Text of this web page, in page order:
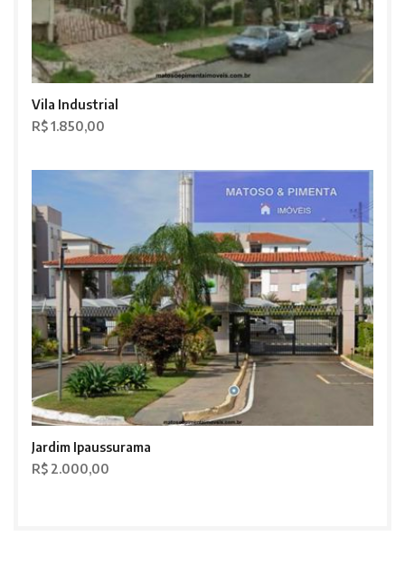
Vila Industrial
R$ 1.850,00
Jardim Ipaussurama
R$ 2.000,00